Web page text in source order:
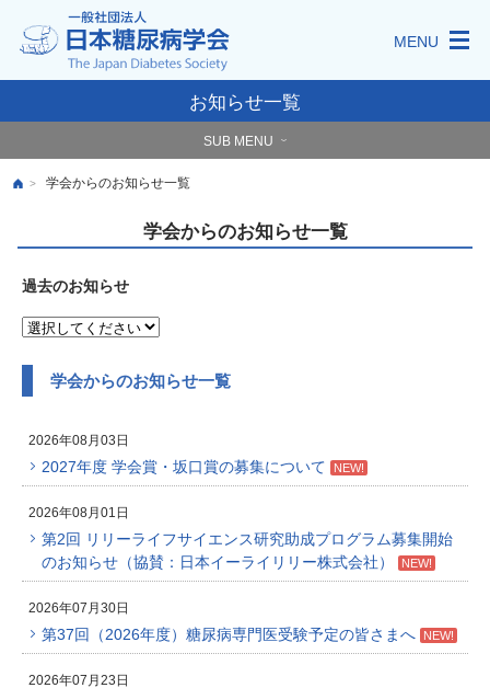
MENU
お知らせ一覧
SUB MENU
> 学会からのお知らせ一覧
学会からのお知らせ一覧
過去のお知らせ
学会からのお知らせ一覧
2026年08月03日
2027年度 学会賞・坂口賞の募集について NEW!
2026年08月01日
第2回 リリーライフサイエンス研究助成プログラム募集開始
のお知らせ（協賛：日本イーライリリー株式会社）
NEW!
2026年07月30日
第37回（2026年度）糖尿病専門医受験予定の皆さまへ NEW!
2026年07月23日